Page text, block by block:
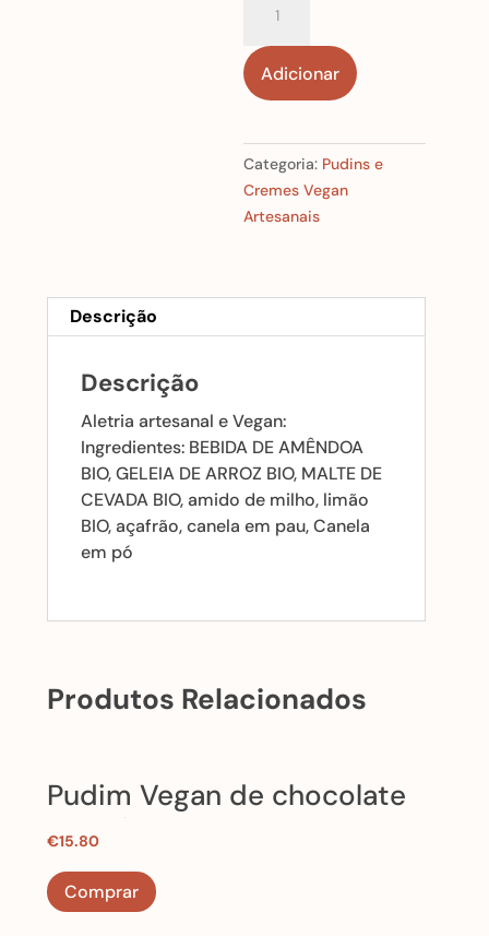
Pudim
Vegan
S/
e
Artesanal
(adoçado
BIO)
Adicionar
Categoria: Pudins e
Cremes Vegan
Artesanais
Descrição
Descrição
Aletria artesanal e Vegan:
Ingredientes: BEBIDA DE AMÊNDOA
BIO, GELEIA DE ARROZ BIO, MALTE DE
CEVADA BIO, amido de milho, limão
BIO, açafrão, canela em pau, Canela
em pó
Produtos Relacionados
Pudim Vegan de chocolate
S/ GLÙTEN e Artesanal
(adoçado com geleia de
Arroz BIO)
€15.80
Comprar